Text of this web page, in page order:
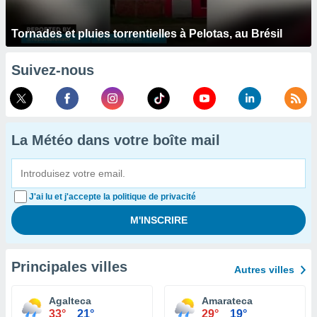
Tornades et pluies torrentielles à Pelotas, au Brésil
Suivez-nous
La Météo dans votre boîte mail
J'ai lu et j'accepte la politique de privacité
Principales villes Autres villes
Agalteca
33° 21°
Amarateca
29° 19°